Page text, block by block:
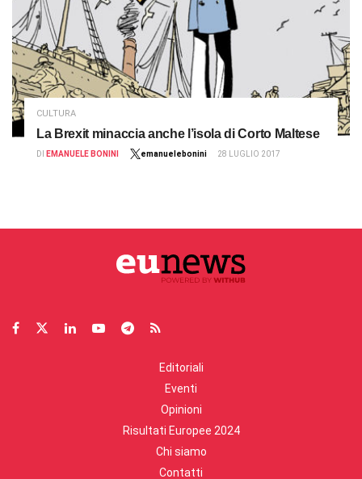
CULTURA
La Brexit minaccia anche l’isola di Corto Maltese
DI EMANUELE BONINI emanuelebonini 28 LUGLIO 2017
Editoriali
Eventi
Opinioni
Risultati Europee 2024
Chi siamo
Contatti